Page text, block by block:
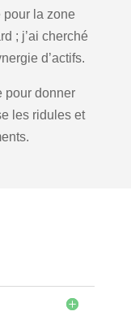
la zone
; j’ai cherché
d’actifs.
pour donner
les ridules et